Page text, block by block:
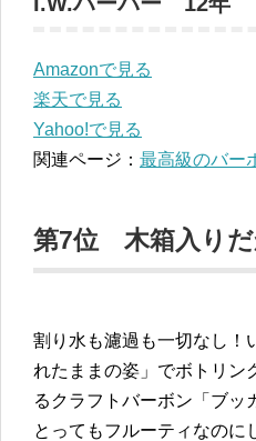
Amazonで見る
楽天で見る
Yahoo!で見る
関連ページ： 最高級のバー
第7位 木箱入りだ
割り水も濾過も一切なし！
れたままの姿」でボトリン
るクラフトバーボン「ブッ
とってもフルーティなのに